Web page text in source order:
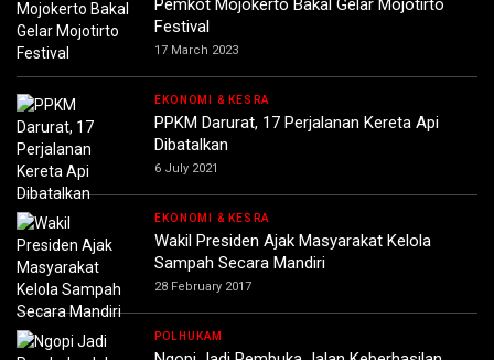
Pemkot Mojokerto Bakal Gelar Mojotirto
Festival
17 March 2023
EKONOMI & KESRA
PPKM Darurat, 17 Perjalanan Kereta Api
Dibatalkan
6 July 2021
EKONOMI & KESRA
Wakil Presiden Ajak Masyarakat Kelola
Sampah Secara Mandiri
28 February 2017
POLHUKAM